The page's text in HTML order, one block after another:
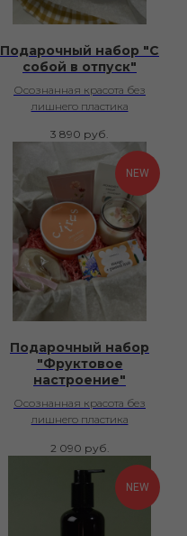
Подарочный набор "С
собой в отпуск"
Осознанная красота без
лишнего пластика
3 890 руб.
NEW
Подарочный набор
"Фруктовое
настроение"
Осознанная красота без
лишнего пластика
2 090 руб.
NEW